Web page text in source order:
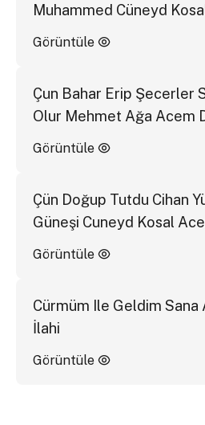
Muhammed Cüneyd
Görüntüle
Çun Bahar Erip Şecerler
Olur Mehmet Ağa Acem
Görüntüle
Çün Doğup Tutdu Cihan
Güneşi Cuneyd Kosal
Görüntüle
Cürmüm Ile Geldim Sana
İlahi
Görüntüle